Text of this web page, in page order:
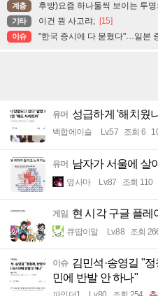
계층 후방)요즘 하나둘씩 보이는 투
기타 이건 뭔 사고랴; [15]
이슈 "한국 증시에 다 묻혔다"…일본
유머 성급하게 '해치웠
백합에이슬 Lv.57 조회 6
유머 남자가 서울에 살
옆사마 Lv.87 조회 110
게임 현 시각 구글 플레
큐땁이알 Lv.88 조회
이슈 김민석·송영길 "
민에 반발 안 하나"